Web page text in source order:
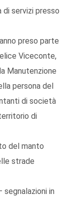
servizi presso
preso parte
Viceconte,
Manutenzione
persona del
di società
di
del manto
strade
in